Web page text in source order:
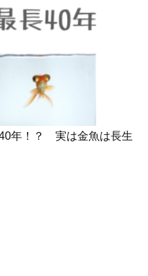
年！？ 実は金魚は長生